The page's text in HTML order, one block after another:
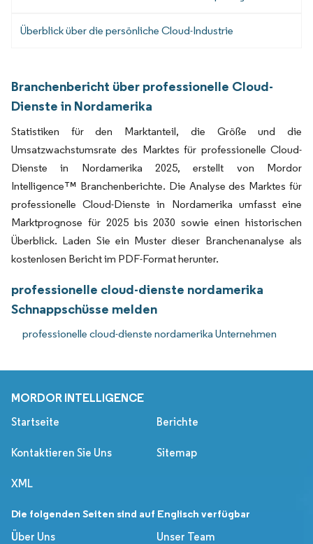
Überblick über die persönliche Cloud-Industrie
Branchenbericht über professionelle Cloud-
Dienste in Nordamerika
Statistiken für den Marktanteil, die Größe und die
Umsatzwachstumsrate des Marktes für professionelle Cloud-
Dienste in Nordamerika 2025, erstellt von Mordor
Intelligence™ Branchenberichte. Die Analyse des Marktes für
professionelle Cloud-Dienste in Nordamerika umfasst eine
Marktprognose für 2025 bis 2030 sowie einen historischen
Überblick. Laden Sie ein Muster dieser Branchenanalyse als
kostenlosen Bericht im PDF-Format herunter.
professionelle cloud-dienste nordamerika
Schnappschüsse melden
professionelle cloud-dienste nordamerika Unternehmen
MORDOR INTELLIGENCE
Startseite Berichte
Kontaktieren Sie Uns Sitemap
XML
Die folgenden Seiten sind auf Englisch verfügbar
Über Uns
Unser Team